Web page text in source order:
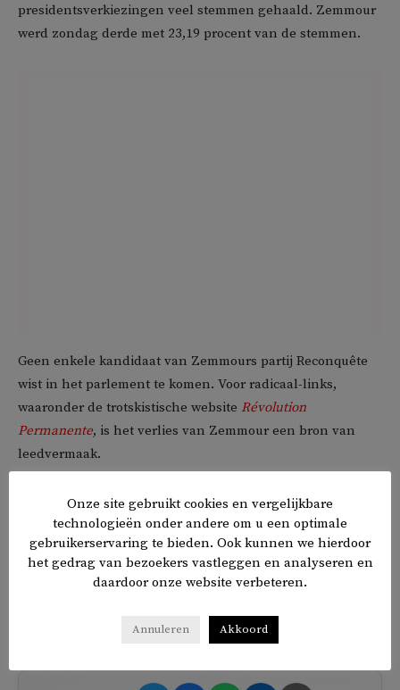
presidentsverkiezingen veel stemmen gehaald. Zemmour
werd zondag derde met 23,19 procent van de stemmen.
Geen enkele kandidaat van Zemmours partij Reconquête
wist in het parlement te komen. Voor radicaal-links,
waaronder de trotskistische website Révolution
Permanente, is het verlies van Zemmour een bron van
leedvermaak.
Zemmour wil niet bij de pakken neerzitten. ‘We moeten
blijven vechten, vechten voor onze kinderen, vechten
tegen het islamogauchisme (‘islamolinks’, red.) van
Mélenchon (de radicaal-linkse presidentskandidaat, die
technocratische en baantjesjagende links van Macron.’
Onze site gebruikt cookies en vergelijkbare
technologieën onder andere om u een optimale
gebruikerservaring te bieden. Ook kunnen we hierdoor
het gedrag van bezoekers vastleggen en analyseren en
daardoor onze website verbeteren.
Annuleren Akkoord